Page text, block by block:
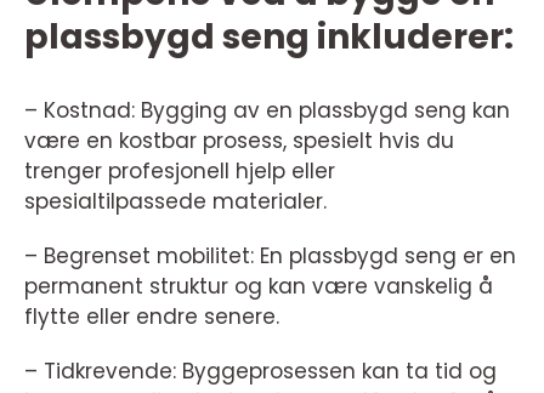
plassbygd seng inkluderer:
– Kostnad: Bygging av en plassbygd seng kan
være en kostbar prosess, spesielt hvis du
trenger profesjonell hjelp eller
spesialtilpassede materialer.
– Begrenset mobilitet: En plassbygd seng er en
permanent struktur og kan være vanskelig å
flytte eller endre senere.
– Tidkrevende: Byggeprosessen kan ta tid og